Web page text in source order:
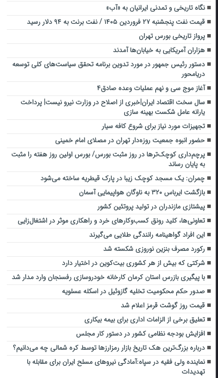
نگاه تاریخی و تمدنی ایرانیان به «آب»
قیمت نفت پنجشنبه ۲۷ فروردین ۱۴۰۵ / نفت برنت به ۹۴ دلار رسید
پرواز تاریخی بورس تهران
هزاران آمریکایی به خیابان‌ها آمدند
دستور رئیس جمهور در مورد تدوین برنامه تحقق سیاست‌های کلی توسعه
دریامحور
آغاز موج سی و نهم عملیات وعده صادق۴
سال سخت اقتصاد ایران|خبری از اصلاح در وزارت نیرو نیست| پرداخت
یارانه عامل شکست بهینه سازی
تجهیزات مورد نیاز برای شروع کافه سیار
حضور انبوه جمعیت روزه‌دار تهران در مصلای امام خمینی
پرچم‌داری کوچک‌ترها در روز مثبت بورس/ بورس اولین روز هفته را مثبت
به پایان رساند
چمران: یک مسجد کوچک زیبا در پارک قیطریه ساخته می‌شود
بازگشت ایرباس ۳۲۰ به ناوگان هواپیمایی آسمان
پیشتازی مازندران در تولید پروتئین کشور
تعاونی‌ها، کلید رونق کسب‌وکارهای خرد و راهکاری موثر در اشتغال‌زایی
این افراد گواهینامه رانندگی طلایی می‌گیرند
رکورد مصرف بنزین نوروزی شکسته شد
شرکتی که بیش از هر کشوری بیت‌کوین در اختیار دارد
با پیگیری بازرس استان کرمان کارخانه خودروسازی رفسنجان وارد مدار شد
صدور حکم محکومیت تخلیه گازوئیل در اسکله عسلویه
قیمت روز گوشت قرمز اعلام شد
تعلیق برخی از الزامات اداری برای بیمه بیکاری
افزایش بودجه نظامی کشور در دستور کار مجلس
درباره بزرگ‌ترین هک تاریخ بازار رمزارزها توسط کره شمالی چه می‌دانیم؟
نماینده ولی فقیه در سپاه:آمادگی نیروهای مسلح ایران برای مقابله با
تهدیدات